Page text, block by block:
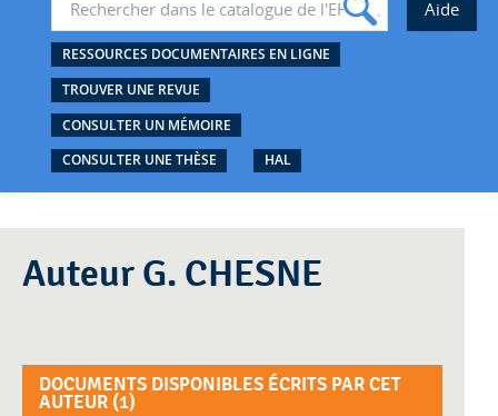
RESSOURCES DOCUMENTAIRES EN LIGNE
TROUVER UNE REVUE
CONSULTER UN MÉMOIRE
CONSULTER UNE THÈSE
HAL
Auteur G. CHESNE
DOCUMENTS DISPONIBLES ÉCRITS PAR CET
AUTEUR (1)